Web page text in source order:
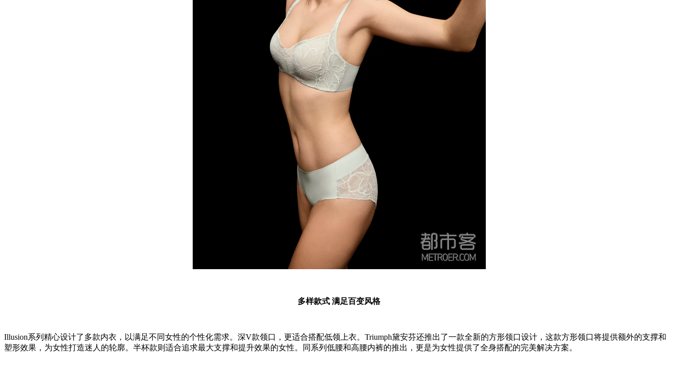
多样款式 满足百变风格
Illusion系列精心设计了多款内衣，以满足不同女性的个性化需求。深V款领口，更适合搭配低领上衣。Triumph黛安芬还推出了一款全新的方形领口设计，这款方形领口将提供额外的支撑和
塑形效果，为女性打造迷人的轮廓。半杯款则适合追求最大支撑和提升效果的女性。同系列低腰和高腰内裤的推出，更是为女性提供了全身搭配的完美解决方案。